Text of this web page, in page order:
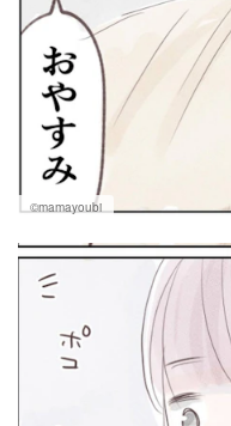
©mamayoubi